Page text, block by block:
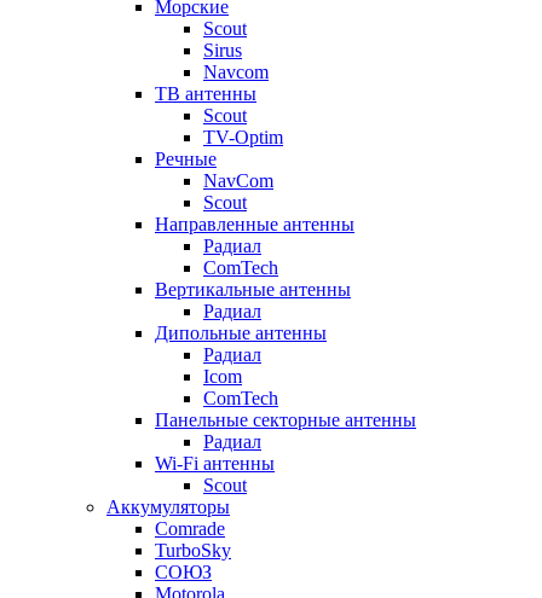
Морские
Scout
Sirus
Navcom
ТВ антенны
Scout
TV-Optim
Речные
NavCom
Scout
Направленные антенны
Радиал
ComTech
Вертикальные антенны
Радиал
Дипольные антенны
Радиал
Icom
ComTech
Панельные секторные антенны
Радиал
Wi-Fi антенны
Scout
Аккумуляторы
Comrade
TurboSky
СОЮЗ
Motorola